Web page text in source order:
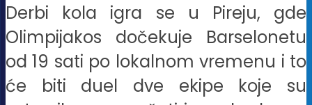
Derbi kola igra se u Pireju, gde
Olimpijakos dočekuje Barselonetu
od 19 sati po lokalnom vremenu i to
će biti duel dve ekipe koje su